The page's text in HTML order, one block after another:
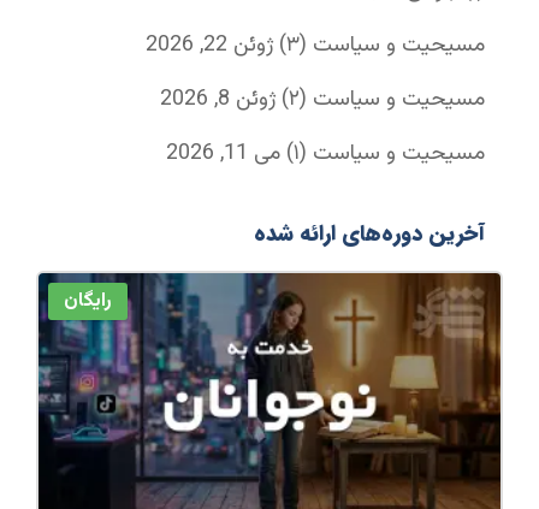
مسیحیت و سیاست (۳)
ژوئن 22, 2026
مسیحیت و سیاست (۲)
ژوئن 8, 2026
مسیحیت و سیاست (۱) می 11, 2026
آخرین دوره‌های ارائه شده
رایگان